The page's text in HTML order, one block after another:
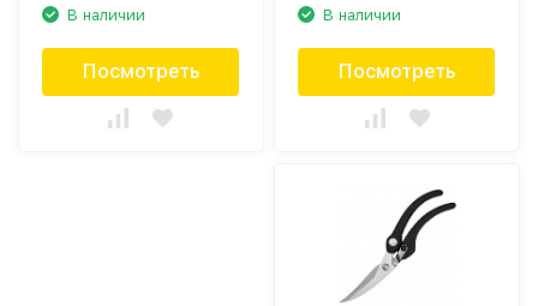
В наличии
Посмотреть
В наличии
Посмотреть